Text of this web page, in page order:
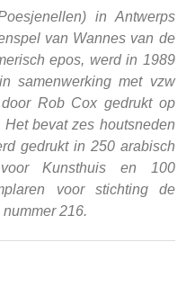
in Antwerps
van Wannes van de
epos, werd in 1989
samenwerking met vzw
Rob Cox gedrukt op
bevat zes houtsneden
gedrukt in 250 arabisch
voor Kunsthuis en 100
voor stichting de
216.